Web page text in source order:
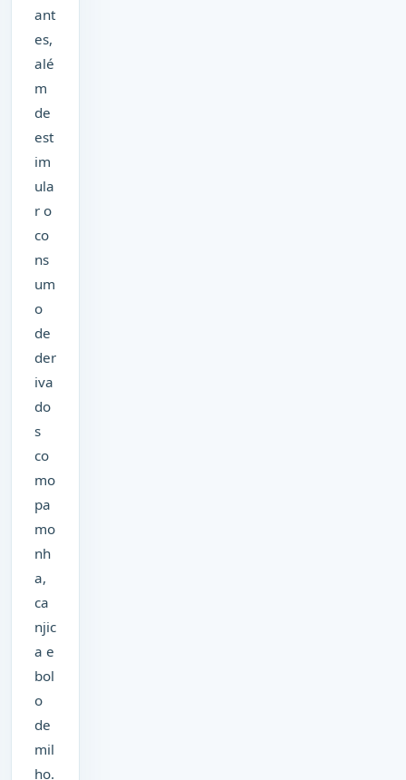
ant
es,
alé
m
de
est
im
ula
r o
co
ns
um
o
de
der
iva
do
s
co
mo
pa
mo
nh
a,
ca
njic
a e
bol
o
de
mil
ho.